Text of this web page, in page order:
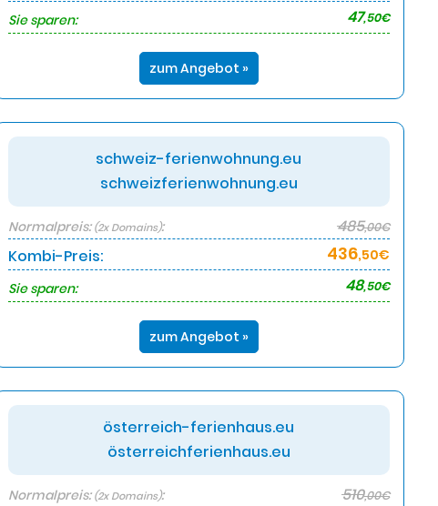
Sie sparen:
47,50€
zum Angebot »
schweiz-ferienwohnung.eu
schweizferienwohnung.eu
Normalpreis:(2x Domains): 485,00€
Kombi-Preis: 436,50€
Sie sparen:
48,50€
zum Angebot »
österreich-ferienhaus.eu
österreichferienhaus.eu
Normalpreis:(2x Domains): 510,00€